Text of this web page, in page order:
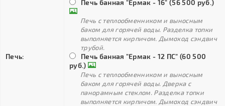
Печь:
Печь банная "Ермак - 16" (56 500 руб.)
Печь с теплообменником и выносным
баком для горячей воды. Разделка топки
выполняется кирпичом. Дымоход сэндвич
трубой.
Печь банная "Ермак - 12 ПС" (60 500
руб.)
Печь с теплообменником и выносным
баком для горячей воды. Дверка с
панорамным стеклом. Разделка топки
выполняется кирпичом. Дымоход сэндвич